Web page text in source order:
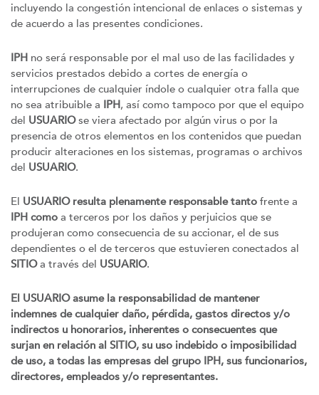
incluyendo la congestión intencional de enlaces o sistemas y
de acuerdo a las presentes condiciones.
IPH no será responsable por el mal uso de las facilidades y
servicios prestados debido a cortes de energía o
interrupciones de cualquier índole o cualquier otra falla que
no sea atribuible a IPH, así como tampoco por que el equipo
del USUARIOse viera afectado por algún virus o por la
presencia de otros elementos en los contenidos que puedan
producir alteraciones en los sistemas, programas o archivos
del USUARIO.
El USUARIO resulta plenamente responsable tanto frente a
IPH como a terceros por los daños y perjuicios que se
produjeran como consecuencia de su accionar, el de sus
dependientes o el de terceros que estuvieren conectados al
SITIOa través del USUARIO.
El USUARIO asume la responsabilidad de mantener
indemnes de cualquier daño, pérdida, gastos directos y/o
indirectos u honorarios, inherentes o consecuentes que
surjan en relación al SITIO, su uso indebido o imposibilidad
de uso, a todas las empresas del grupo IPH, sus funcionarios,
directores, empleados y/o representantes.